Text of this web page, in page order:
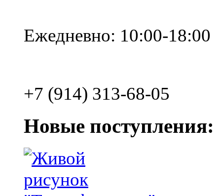
Ежедневно: 10:00-18:00
+7 (914) 313-68-05
Новые поступления: